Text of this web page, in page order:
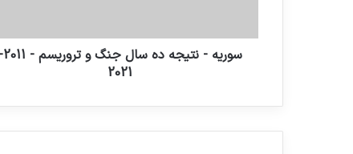
سوریه - نتیجه ده سال جنگ و تروریسم - 2011-
2021